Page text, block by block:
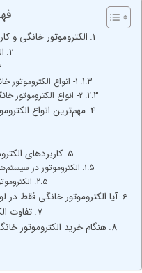
الکتروموتور خانگی و
۱- انواع الکتروموتور خانگی بر اساس نوع جریان
۲- انواع الکتروموتور خانگی بر اساس برق مصرفی
مهم‌ترین انواع
کاربردهای
الکتروموتور در
آیا الکتروموتور خانگی فقط در
تفاوت
هنگام خرید الکتروموتور